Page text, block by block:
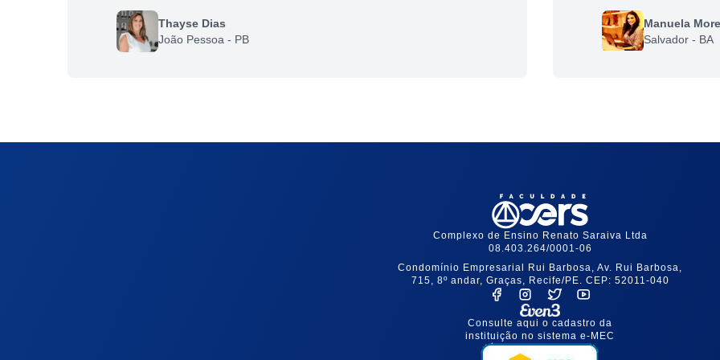
Thayse Dias
João Pessoa - PB
Manuela
Salvador - BA
Complexo de Ensino Renato Saraiva Ltda
08.403.264/0001-06
Condomínio Empresarial Rui Barbosa, Av. Rui Barbosa,
715, 8º andar, Graças, Recife/PE. CEP: 52011-040
Consulte aqui o cadastro da
instituição no sistema e-MEC